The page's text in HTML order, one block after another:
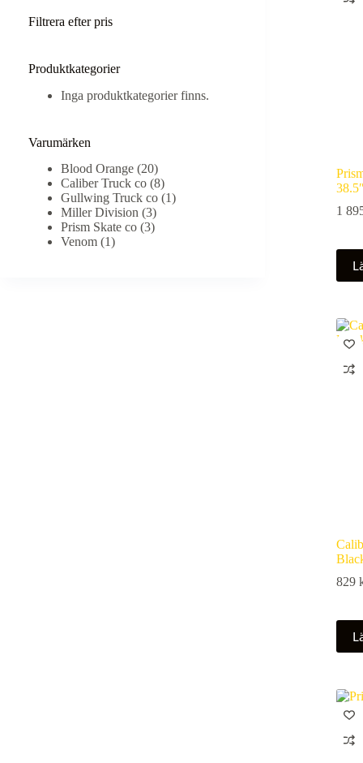
38.5″
1
829
Filtrera efter pris
Produktkategorier
Inga produktkategorier finns.
Varumärken
Blood Orange (20)
Caliber Truck co (8)
Gullwing Truck co (1)
Miller Division (3)
Prism Skate co (3)
Venom (1)